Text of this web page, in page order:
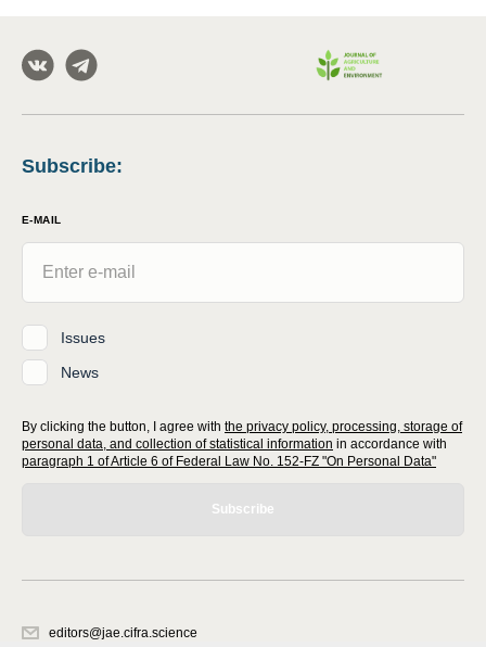
Subscribe:
E-MAIL
Issues
News
By clicking the button, I agree with the privacy policy, processing, storage of
personal data, and collection of statistical information in accordance with
paragraph 1 of Article 6 of Federal Law No. 152-FZ "On Personal Data"
Subscribe
editors@jae.cifra.science